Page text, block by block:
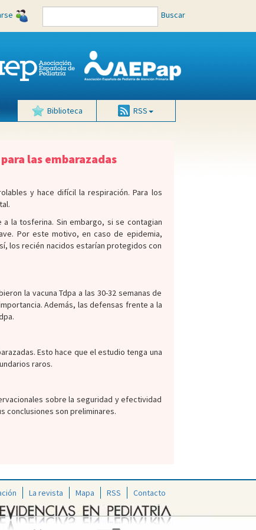
Buscar
Biblioteca RSS
las embarazadas
y hace difícil la respiración. Para los
la tosferina. Sin embargo, si se contagian
Por este motivo, en caso de epidemia,
los recién nacidos estarían protegidos con
la vacuna Tdpa a las 30-32 semanas de
Además, las defensas frente a la
Esto hace que el estudio tenga una
raros.
sobre la seguridad y efectividad
conclusiones son preliminares.
La revista Mapa RSS Contacto